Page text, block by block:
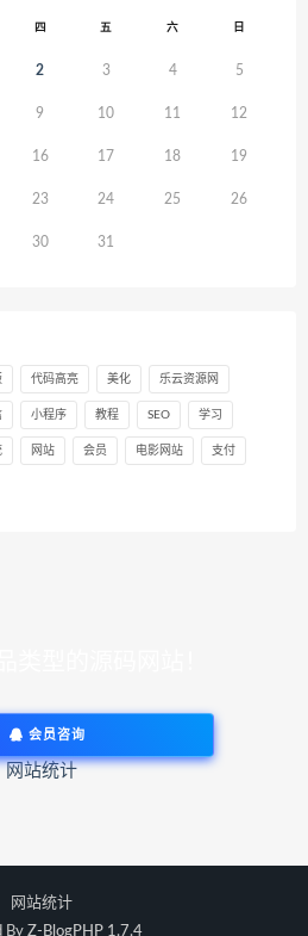
四 五 六 日
2 3 4 5
9 10 11 12
16 17 18 19
23 24 25 26
30 31
代码高亮 美化 乐云资源网
小程序 教程 SEO 学习
网站 会员 电影网站 支付
会员咨询
网站统计
网站统计
By Z-BlogPHP 1.7.4